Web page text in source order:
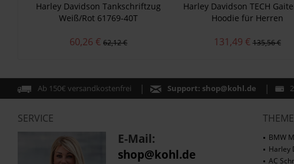
Harley Davidson Tankschriftzug
Weiß/Rot 61769-40T
60,26 € 62,12 €
Harley Davidson TECH
Hoodie für Herren
131,49 € 135,56 €
Ab 150€ versandkostenfrei Support: shop@kohl.de
SERVICE
E-Mail:
shop@kohl.de
BMW
Harley
AC